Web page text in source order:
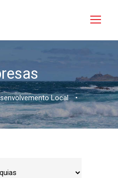
Local •